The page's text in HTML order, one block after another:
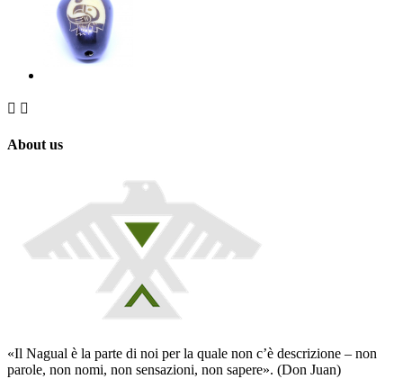
 
About us
«Il Nagual è la parte di noi per la quale non c’è descrizione – non
parole, non nomi, non sensazioni, non sapere». (Don Juan)